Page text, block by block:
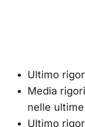
Ultimo
Media
nelle
Ultimo